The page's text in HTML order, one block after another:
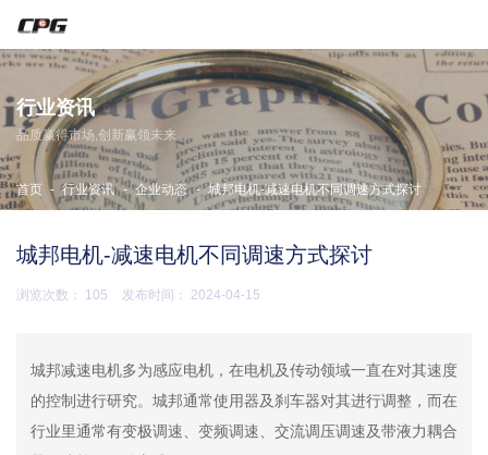
东莞市宇拓传动设备有限公司
主营CPG减速机·晟邦减速机·城邦减速机
服务热线：13729994486
技术咨询：13712967827
行业资讯
品质赢得市场,创新赢领未来
首页 - 行业资讯 - 企业动态 - 城邦电机-减速电机不同调速方式探讨
城邦电机-减速电机不同调速方式探讨
浏览次数： 105 发布时间： 2024-04-15
城邦减速电机多为感应电机，在电机及传动领域一直在对其速度
的控制进行研究。城邦通常使用器及刹车器对其进行调整，而在
行业里通常有变极调速、变频调速、交流调压调速及带液力耦合